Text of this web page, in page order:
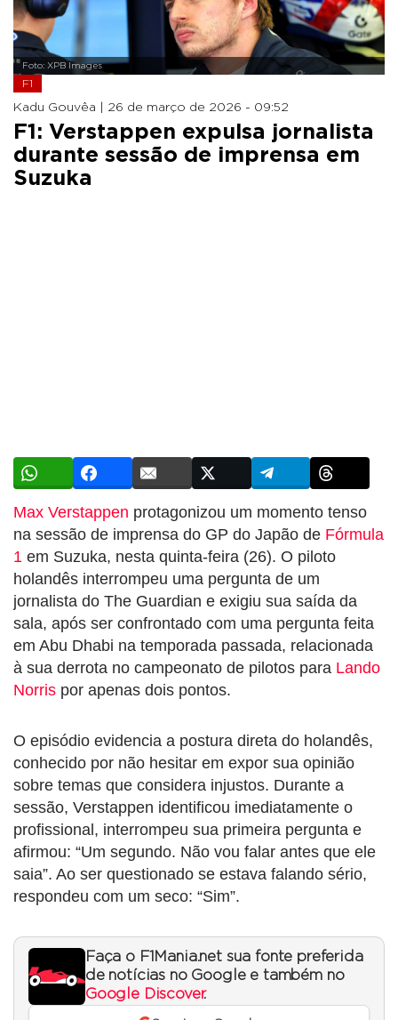
Foto: XPB Images
F1
Kadu Gouvêa | 26 de março de 2026 - 09:52
F1: Verstappen expulsa jornalista
durante sessão de imprensa em
Suzuka
Max Verstappen protagonizou um momento tenso
na sessão de imprensa do GP do Japão de Fórmula
1 em Suzuka, nesta quinta-feira (26). O piloto
holandês interrompeu uma pergunta de um
jornalista do The Guardian e exigiu sua saída da
sala, após ser confrontado com uma pergunta feita
em Abu Dhabi na temporada passada, relacionada
à sua derrota no campeonato de pilotos para Lando
Norris por apenas dois pontos.
O episódio evidencia a postura direta do holandês,
conhecido por não hesitar em expor sua opinião
sobre temas que considera injustos. Durante a
sessão, Verstappen identificou imediatamente o
profissional, interrompeu sua primeira pergunta e
afirmou: “Um segundo. Não vou falar antes que ele
saia”. Ao ser questionado se estava falando sério,
respondeu com um seco: “Sim”.
Faça o F1Mania.net sua fonte preferida
de notícias no Google e também no
Google Discover.